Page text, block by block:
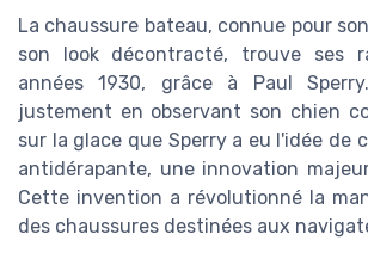
La chaussure bateau, connue pour
son look décontracté, trouve ses
années 1930, grâce à Paul
justement en observant son chien
sur la glace que Sperry a eu l'idée de
antidérapante, une innovation
Cette invention a révolutionné la
des chaussures destinées aux